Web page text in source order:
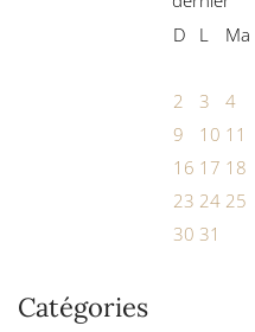
D L Ma
2
3 4
9
10 11
16 17 18
23 24 25
30 31
Catégories